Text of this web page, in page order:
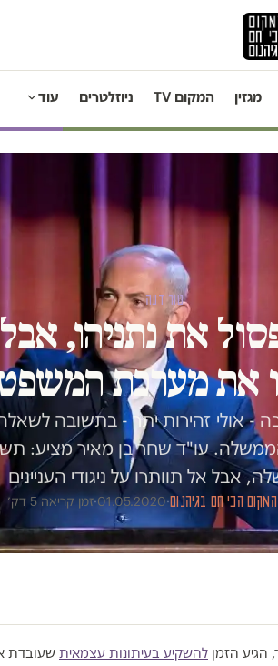
מגזין המקום TV ניוזלטרים עוד
טור דעה
את נתניהו,
את מערכת
- אולי זהירות יתר - בתשובה
הממשלה. עו"ד שחר בן מאיר מציע:
אבל אל תוותרו על ניגודי העניינים
המקום הכי חם בגיהנום·
01.05.2020
·זמן קריאה 5 דק׳
הגיע הזמן להשקיע בעיתונות עצמאית שעובדת